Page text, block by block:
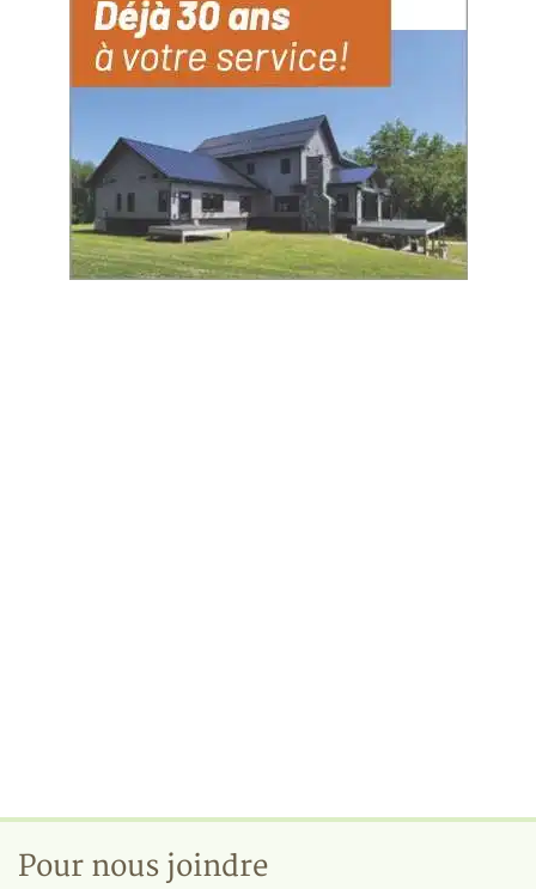
Pour nous joindre